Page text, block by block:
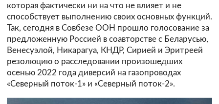
которая фактически ни на что не влияет и не
способствует выполнению своих основных функций.
Так, сегодня в Совбезе ООН прошло голосование за
предложенную Россией в соавторстве с Беларусью,
Венесуэлой, Никарагуа, КНДР, Сирией и Эритреей
резолюцию о расследовании произошедших
осенью 2022 года диверсий на газопроводах
«Северный поток-1» и «Северный поток-2».